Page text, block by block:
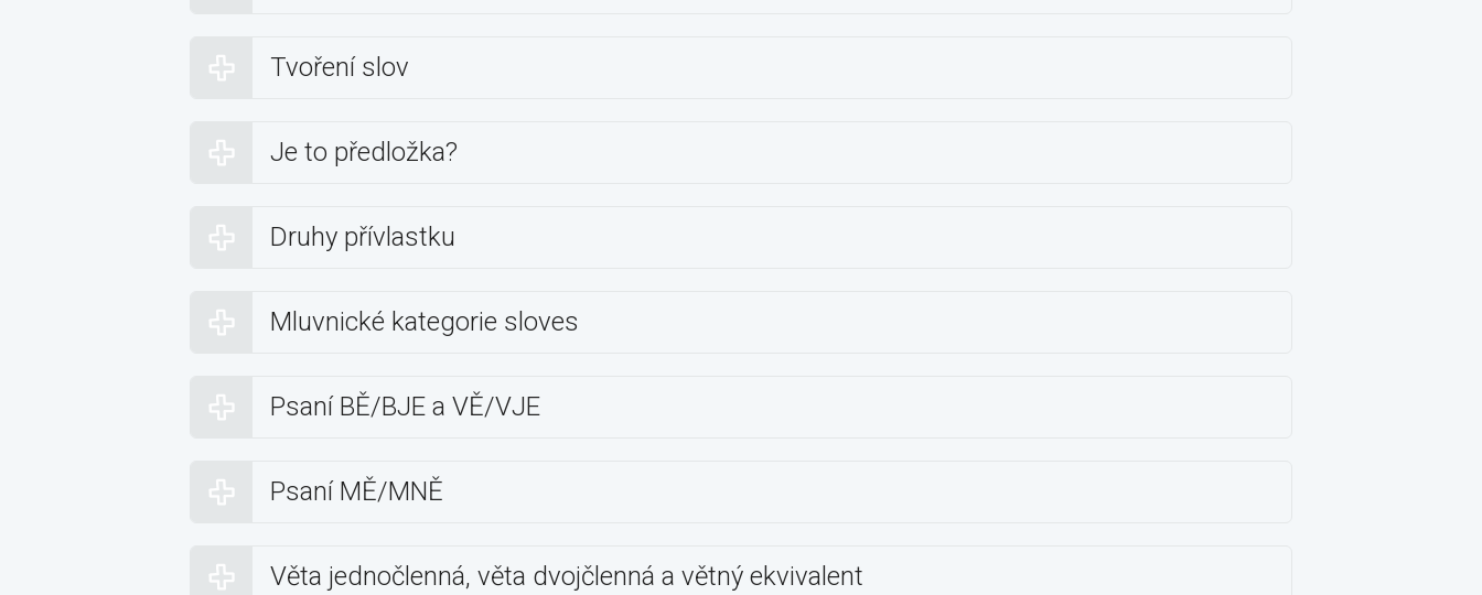
Tvoření slov
Je to předložka?
Druhy přívlastku
Mluvnické kategorie sloves
Psaní BĚ/BJE a VĚ/VJE
Psaní MĚ/MNĚ
Věta jednočlenná, věta dvojčlenná a větný ekvivalent